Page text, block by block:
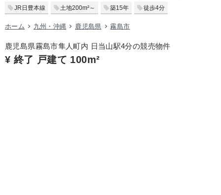
JR日豊本線 土地200m²～ 築15年 徒歩4分
ホーム 九州・沖縄 鹿児島県 霧島市
鹿児島県霧島市隼人町内 日当山駅4分の競売物件
¥ 終了 戸建て 100m²